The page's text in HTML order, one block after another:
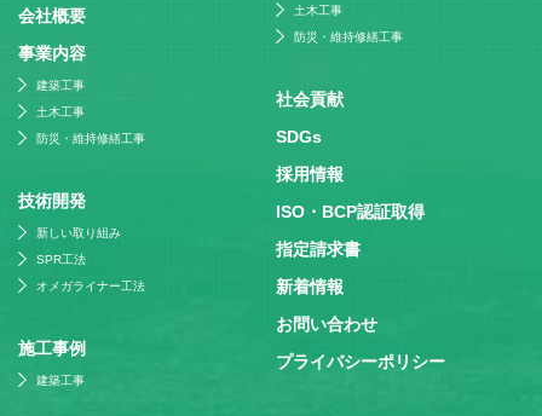
会社概要
事業内容
建築工事
土木工事
防災・維持修繕工事
技術開発
新しい取り組み
SPR工法
オメガライナー工法
施⼯事例
建築工事
土木工事
防災・維持修繕工事
社会貢献
SDGs
採⽤情報
ISO・BCP認証取得
指定請求書
新着情報
お問い合わせ
プライバシーポリシー